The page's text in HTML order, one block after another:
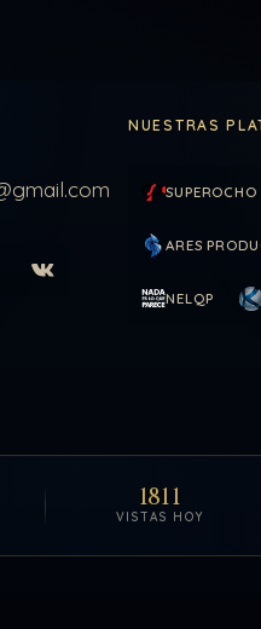
NUESTRAS
SUPEROCHO
ARES
NELQP
VISTAS HOY
1811